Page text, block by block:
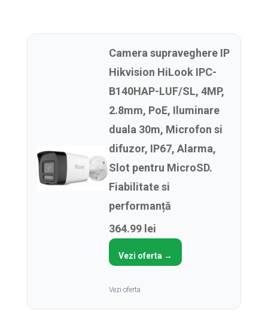
Camera supraveghere IP
Hikvision HiLook IPC-
B140HAP-LUF/SL, 4MP,
2.8mm, PoE, Iluminare
duala 30m, Microfon si
difuzor, IP67, Alarma,
Slot pentru MicroSD.
Fiabilitate si
performanță
364.99 lei
Vezi oferta →
Vezi oferta